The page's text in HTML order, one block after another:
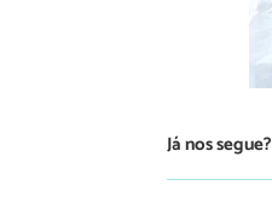
Já nos segue?